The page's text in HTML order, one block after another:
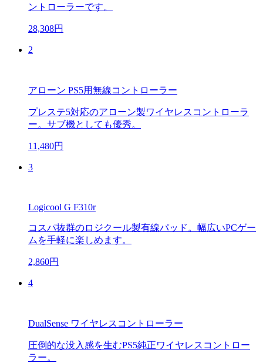
ントローラーです。
28,308円
2
アローン PS5用無線コントローラー
プレステ5対応のアローン製ワイヤレスコントローラ
ー。サブ機としても優秀。
11,480円
3
Logicool G F310r
コスパ抜群のロジクール製有線パッド。幅広いPCゲー
ムを手軽に楽しめます。
2,860円
4
DualSense ワイヤレスコントローラー
圧倒的な没入感を生むPS5純正ワイヤレスコントロー
ラー。